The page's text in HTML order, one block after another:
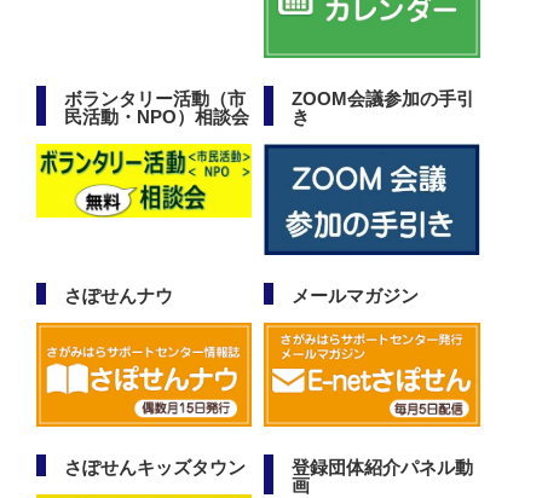
ボランタリー活動（市
民活動・NPO）相談会
ZOOM会議参加の手引
き
さぽせんナウ メールマガジン
さぽせんキッズタウン
登録団体紹介パネル動
画